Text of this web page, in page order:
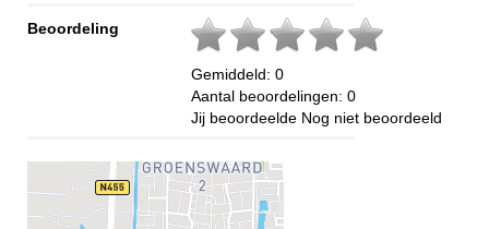
Beoordeling
Gemiddeld: 0
Aantal beoordelingen: 0
Jij beoordeelde Nog niet beoordeeld